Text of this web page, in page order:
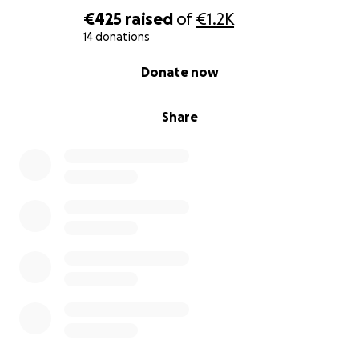
€425 raised of€1.2K
14 donations
Share
Donate now